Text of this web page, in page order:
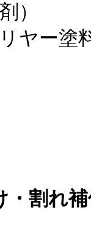
）
ヤー塗
・割れ